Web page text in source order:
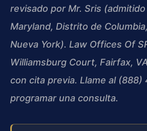
revisado por Mr. Sris
Maryland, Distrito de
Nueva York). Law Offices Of
Williamsburg Court, Fairfax,
con cita previa. Llame al (888)
programar una consulta.